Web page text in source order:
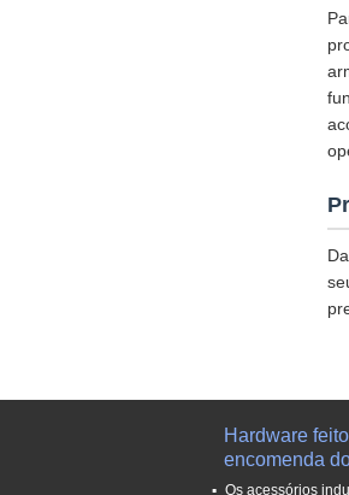
Hardware
encomenda
Os acessórios